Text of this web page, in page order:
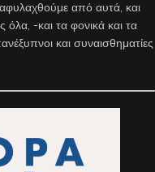
από αυτά, και
-και τα φονικά και τα
και συναισθηματίες